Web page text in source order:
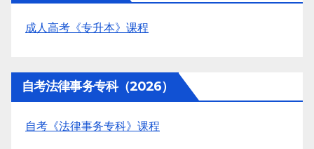
成人高考《专升本》课程
自考法律事务专科（2026）
自考《法律事务专科》课程